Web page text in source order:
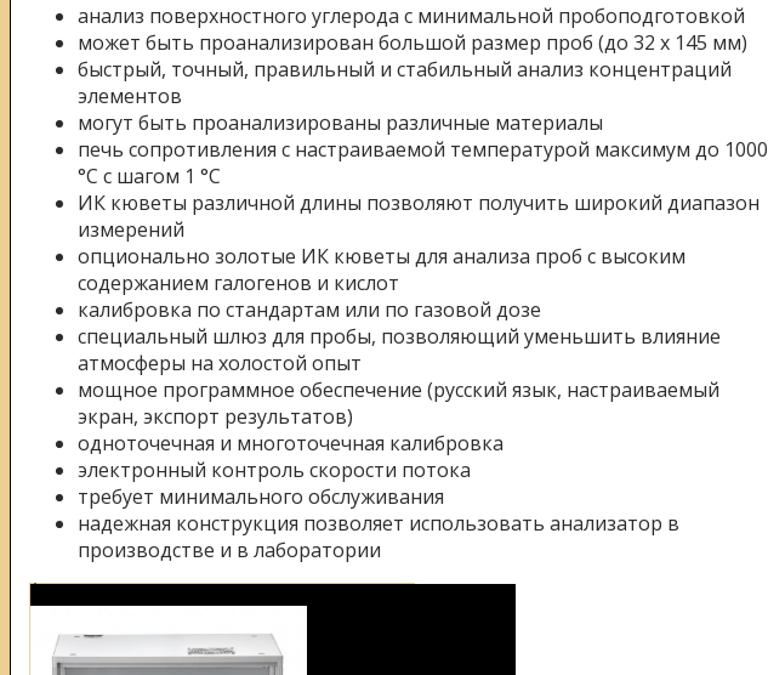
анализ поверхностного углерода с минимальной пробоподготовкой
может быть проанализирован большой размер проб (до 32 x 145 мм)
быстрый, точный, правильный и стабильный анализ концентраций
элементов
могут быть проанализированы различные материалы
печь сопротивления с настраиваемой температурой максимум до 1000
°C с шагом 1 °C
ИК кюветы различной длины позволяют получить широкий диапазон
измерений
опционально золотые ИК кюветы для анализа проб с высоким
содержанием галогенов и кислот
калибровка по стандартам или по газовой дозе
специальный шлюз для пробы, позволяющий уменьшить влияние
атмосферы на холостой опыт
мощное программное обеспечение (русский язык, настраиваемый
экран, экспорт результатов)
одноточечная и многоточечная калибровка
электронный контроль скорости потока
требует минимального обслуживания
надежная конструкция позволяет использовать анализатор в
производстве и в лаборатории